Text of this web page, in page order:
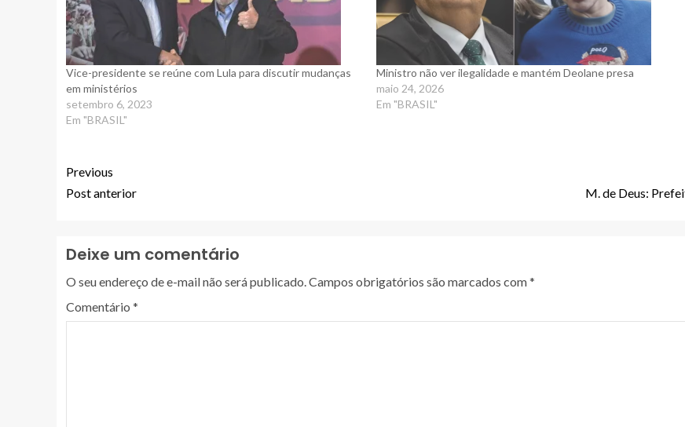
Vice-presidente se reúne com Lula para discutir mudanças
em ministérios
setembro 6, 2023
Em "BRASIL"
Ministro não ver ilegalidade e mantém Deolane presa
maio 24, 2026
Em "BRASIL"
Previous
Post anterior
M. de Deus:
Deixe um comentário
O seu endereço de e-mail não será publicado.Campos obrigatórios são marcados com*
Comentário *